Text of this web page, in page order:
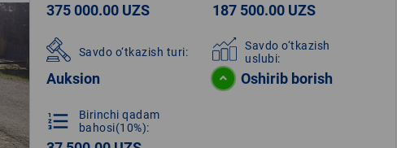
375 000.00 UZS 187 500.00 UZS
Savdo o‘tkazish turi:
Auksion
Savdo o‘tkazish
uslubi:
Oshirib borish
format_list_numbered
Birinchi qadam
bahosi(10%):